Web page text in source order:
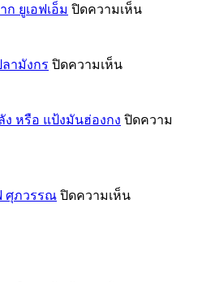
ก ยูเอฟเอ็ม ปิดความเห็นบน
ามังกร ปิดความเห็นบน
และ
หรือ แป้งมันฮ่องกง ปิดความ
ศุภวรรณ ปิดความเห็นบน